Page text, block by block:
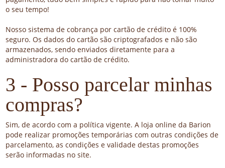
o seu tempo!
Nosso sistema de cobrança por cartão de crédito é 100%
seguro. Os dados do cartão são criptografados e não são
armazenados, sendo enviados diretamente para a
administradora do cartão de crédito.
3 - Posso parcelar minhas
compras?
Sim, de acordo com a política vigente. A loja online da Barion
pode realizar promoções temporárias com outras condições de
parcelamento, as condições e validade destas promoções
serão informadas no site.